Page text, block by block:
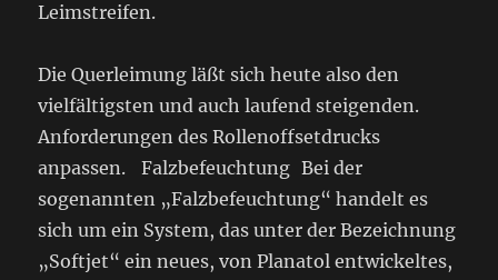
Leimstreifen.
Die Querleimung läßt sich heute also den
vielfältigsten und auch laufend steigenden.
Anforderungen des Rollenoffsetdrucks
anpassen. Falzbefeuchtung Bei der
sogenannten „Falzbefeuchtung“ handelt es
sich um ein System, das unter der Bezeichnung
„Softjet“ ein neues, von Planatol entwickeltes,